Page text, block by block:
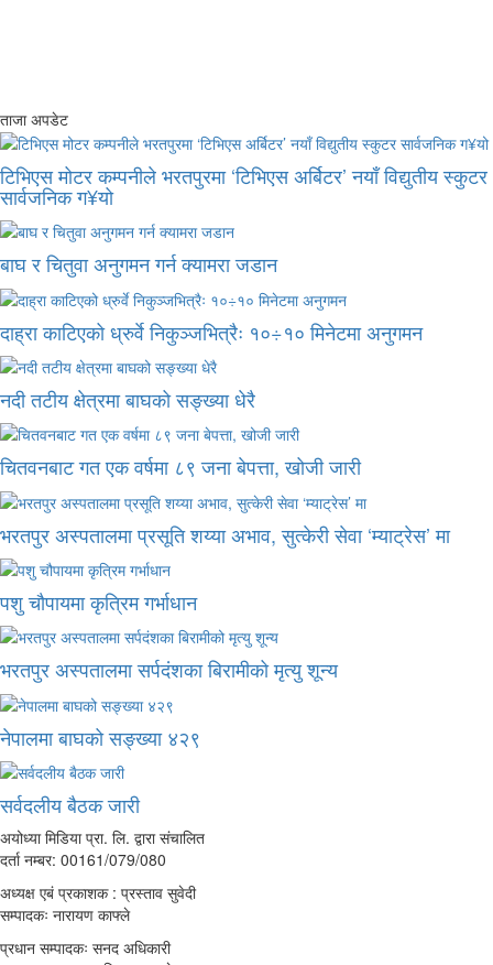
ताजा अपडेट
टिभिएस मोटर कम्पनीले भरतपुरमा ‘टिभिएस अर्बिटर’ नयाँ विद्युतीय स्कुटर
सार्वजनिक ग¥यो
बाघ र चितुवा अनुगमन गर्न क्यामरा जडान
दाह्रा काटिएको ध्रुर्वे निकुञ्जभित्रैः १०÷१० मिनेटमा अनुगमन
नदी तटीय क्षेत्रमा बाघको सङ्ख्या धेरै
चितवनबाट गत एक वर्षमा ८९ जना बेपत्ता, खोजी जारी
भरतपुर अस्पतालमा प्रसूति शय्या अभाव, सुत्केरी सेवा ‘म्याट्रेस’ मा
पशु चौपायमा कृत्रिम गर्भाधान
भरतपुर अस्पतालमा सर्पदंशका बिरामीको मृत्यु शून्य
नेपालमा बाघको सङ्ख्या ४२९
सर्वदलीय बैठक जारी
अयोध्या मिडिया प्रा. लि. द्वारा संचालित
दर्ता नम्बर: 00161/079/080
अध्यक्ष एबं प्रकाशक : प्रस्ताव सुवेदी
सम्पादकः नारायण काफ्ले
प्रधान सम्पादकः सनद अधिकारी